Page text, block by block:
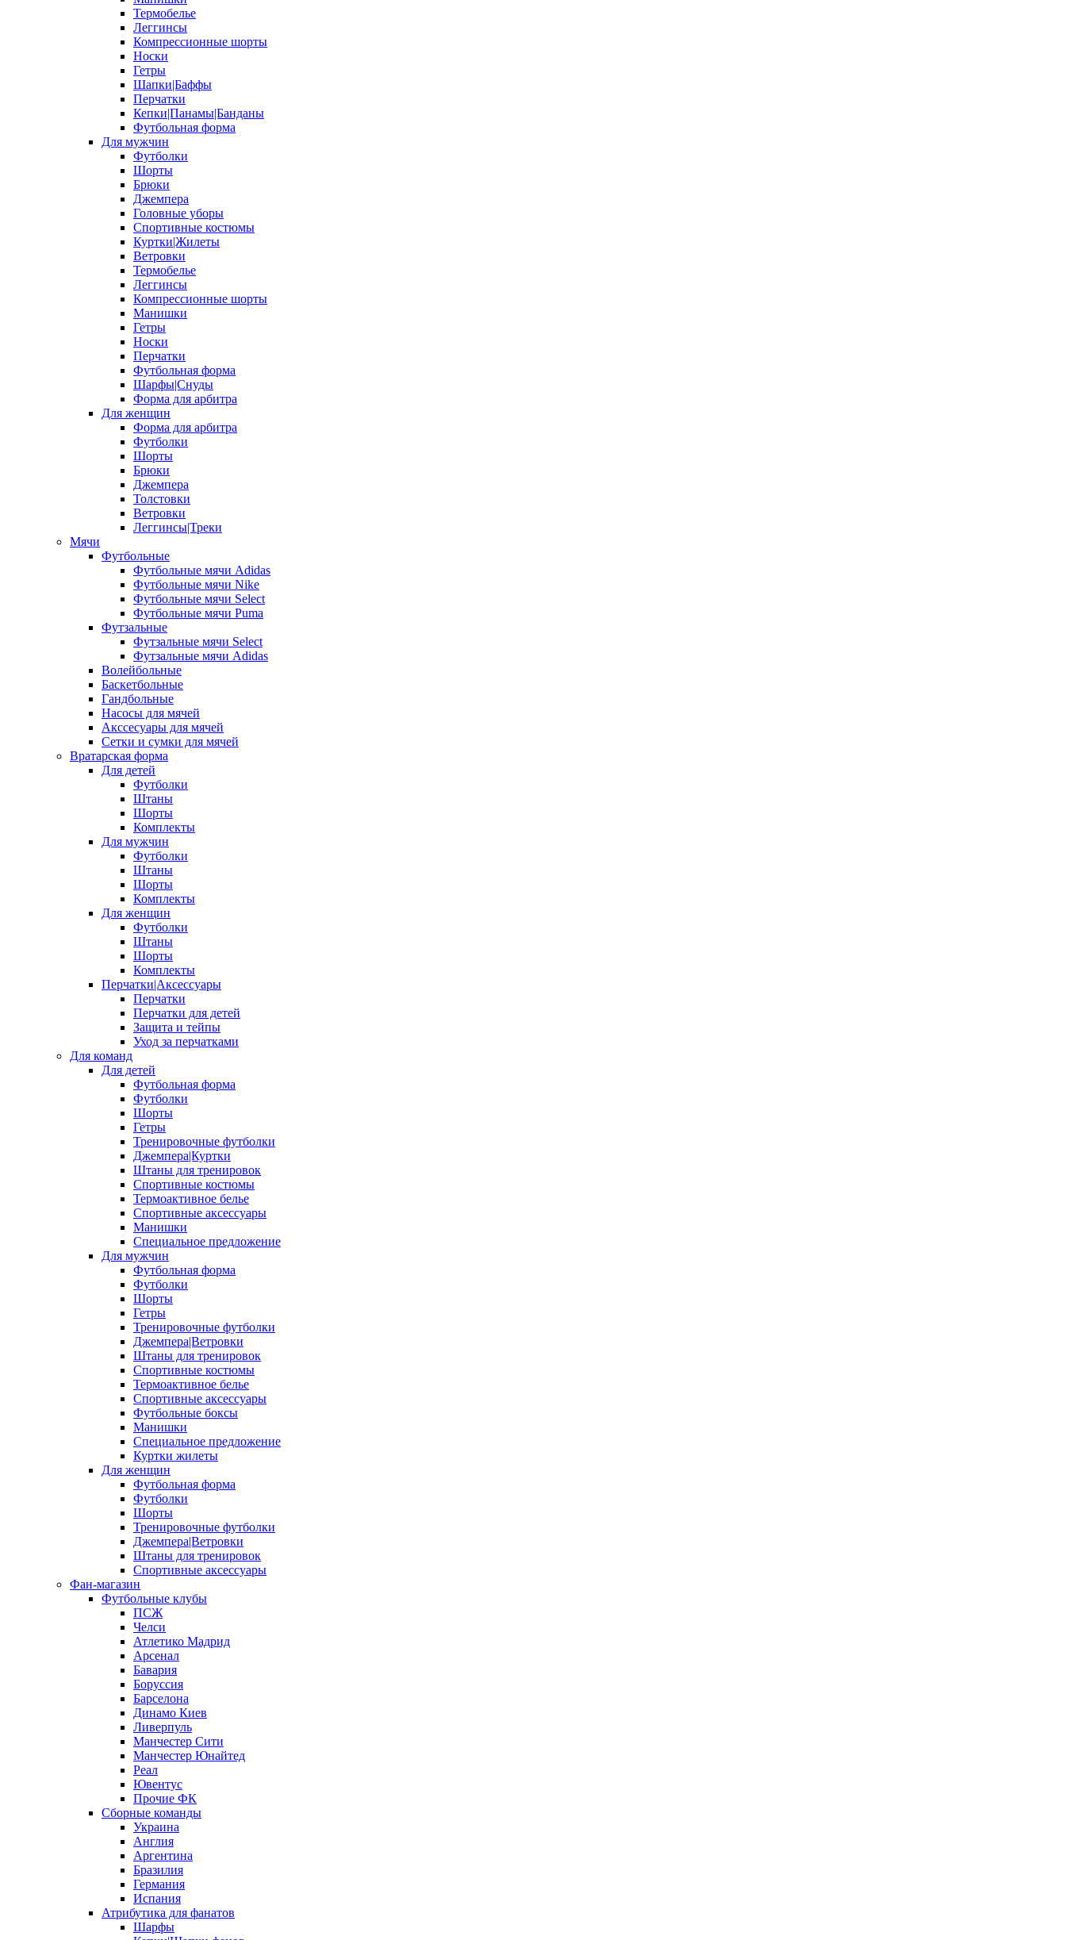
Термобелье
Леггинсы
Компрессионные шорты
Носки
Гетры
Шапки|Баффы
Перчатки
Кепки|Панамы|Банданы
Футбольная форма
Для мужчин
Футболки
Шорты
Брюки
Джемпера
Головные уборы
Спортивные костюмы
Куртки|Жилеты
Ветровки
Термобелье
Леггинсы
Компрессионные шорты
Манишки
Гетры
Носки
Перчатки
Футбольная форма
Шарфы|Снуды
Форма для арбитра
Для женщин
Форма для арбитра
Футболки
Шорты
Брюки
Джемпера
Толстовки
Ветровки
Леггинсы|Треки
Мячи
Футбольные
Футбольные мячи Adidas
Футбольные мячи Nike
Футбольные мячи Select
Футбольные мячи Puma
Футзальные
Футзальные мячи Select
Футзальные мячи Adidas
Волейбольные
Баскетбольные
Гандбольные
Насосы для мячей
Акссесуары для мячей
Сетки и сумки для мячей
Вратарская форма
Для детей
Футболки
Штаны
Шорты
Комплекты
Для мужчин
Футболки
Штаны
Шорты
Комплекты
Для женщин
Футболки
Штаны
Шорты
Комплекты
Перчатки|Аксессуары
Перчатки
Перчатки для детей
Защита и тейпы
Уход за перчатками
Для команд
Для детей
Футбольная форма
Футболки
Шорты
Гетры
Тренировочные футболки
Джемпера|Куртки
Штаны для тренировок
Спортивные костюмы
Термоактивное белье
Спортивные аксессуары
Манишки
Специальное предложение
Для мужчин
Футбольная форма
Футболки
Шорты
Гетры
Тренировочные футболки
Джемпера|Ветровки
Штаны для тренировок
Спортивные костюмы
Термоактивное белье
Спортивные аксессуары
Футбольные боксы
Манишки
Специальное предложение
Куртки жилеты
Для женщин
Футбольная форма
Футболки
Шорты
Тренировочные футболки
Джемпера|Ветровки
Штаны для тренировок
Спортивные аксессуары
Фан-магазин
Футбольные клубы
ПСЖ
Челси
Атлетико Мадрид
Арсенал
Бавария
Боруссия
Барселона
Динамо Киев
Ливерпуль
Манчестер Сити
Манчестер Юнайтед
Реал
Ювентус
Прочие ФК
Сборные команды
Украина
Англия
Аргентина
Бразилия
Германия
Испания
Атрибутика для фанатов
Шарфы